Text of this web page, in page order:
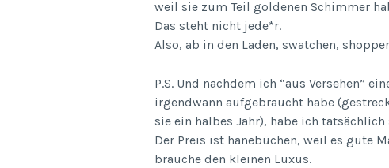
weil sie zum Teil goldenen Schimmer
Das steht nicht jede*r.
Also, ab in den Laden, swatchen,
P.S. Und nachdem ich “aus Versehen”
irgendwann aufgebraucht habe
sie ein halbes Jahr), habe ich
Der Preis ist hanebüchen, weil es gute
brauche den kleinen Luxus.